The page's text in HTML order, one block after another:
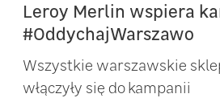
Leroy Merlin wspiera
#OddychajWarszawo
Wszystkie warszawskie
włączyły się do kampanii